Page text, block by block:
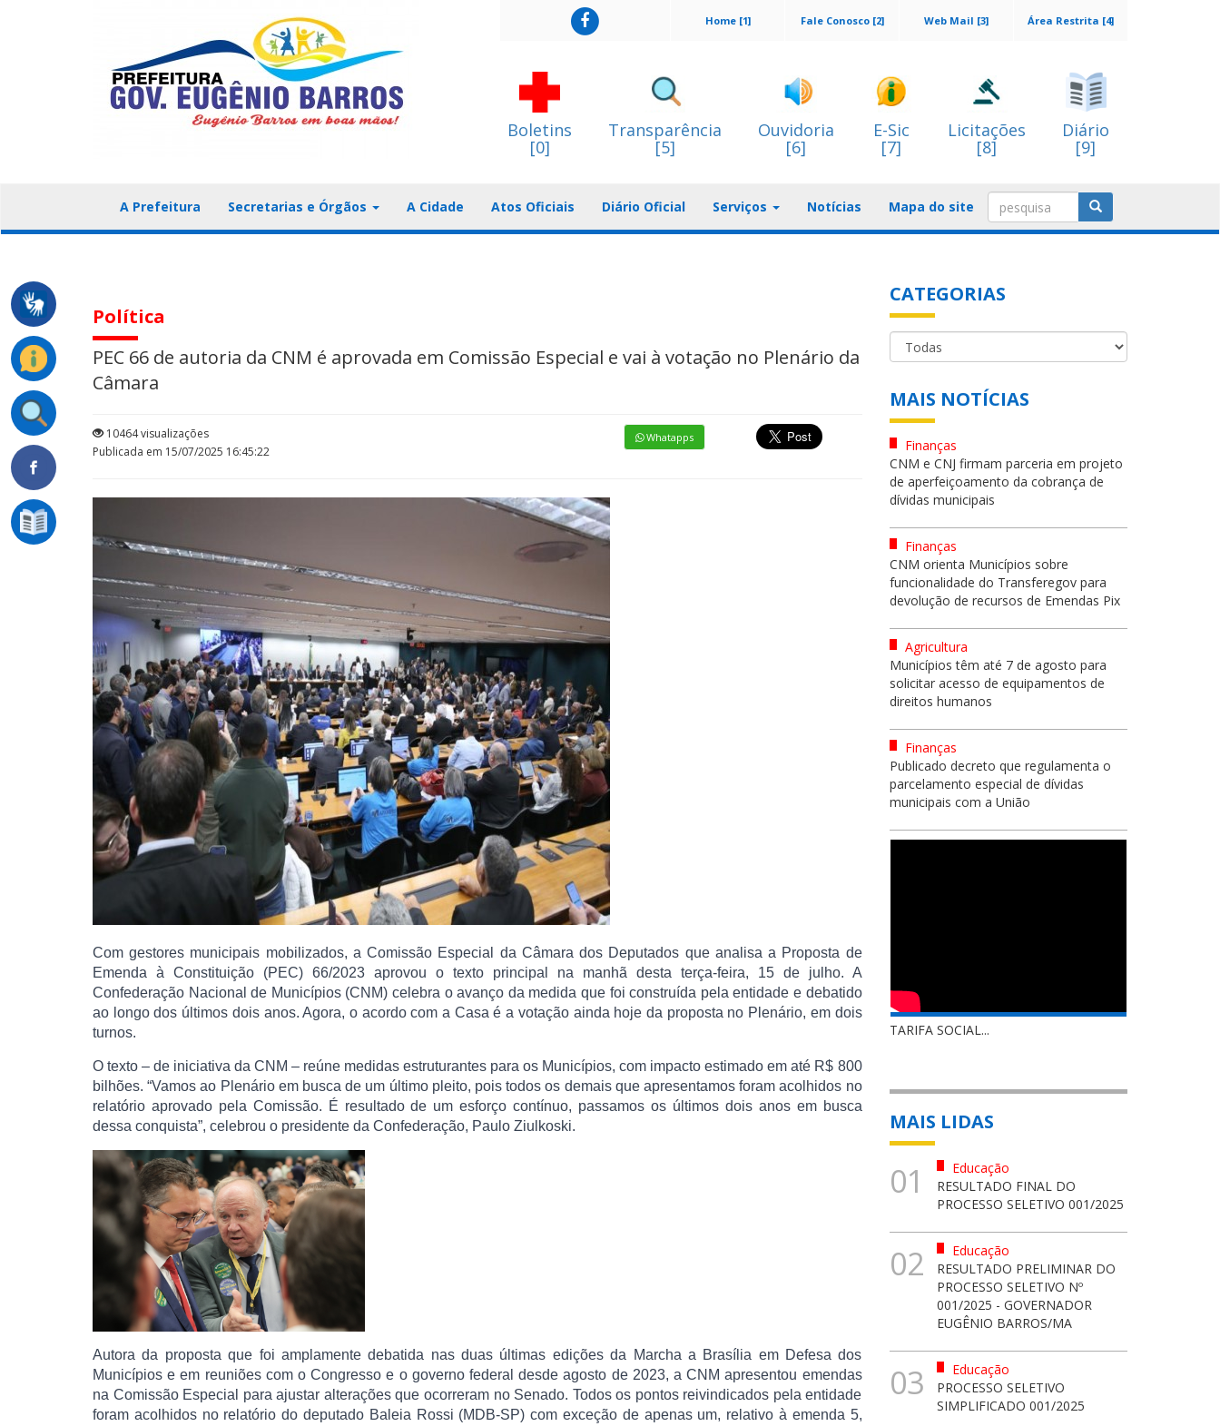
Área Restrita [4]
Web Mail [3]
Fale Conosco [2]
Home [1]
Boletins
[0]
Transparência
[5]
Ouvidoria
[6]
E-Sic
[7]
Licitações
[8]
Diário
[9]
A Prefeitura Secretarias e Órgãos A Cidade Atos Oficiais Diário Oficial Serviços Notícias Mapa do site
Política
PEC 66 de autoria da CNM é aprovada em Comissão Especial e vai à votação no Plenário da
Câmara
10464 visualizações
Publicada em 15/07/2025 16:45:22
Whatapps
Com gestores municipais mobilizados, a Comissão Especial da Câmara dos Deputados que analisa a Proposta de
Emenda à Constituição (PEC) 66/2023 aprovou o texto principal na manhã desta terça-feira, 15 de julho. A
Confederação Nacional de Municípios (CNM) celebra o avanço da medida que foi construída pela entidade e debatido
ao longo dos últimos dois anos. Agora, o acordo com a Casa é a votação ainda hoje da proposta no Plenário, em dois
turnos.
O texto – de iniciativa da CNM – reúne medidas estruturantes para os Municípios, com impacto estimado em até R$ 800
bilhões. “Vamos ao Plenário em busca de um último pleito, pois todos os demais que apresentamos foram acolhidos no
relatório aprovado pela Comissão. É resultado de um esforço contínuo, passamos os últimos dois anos em busca
dessa conquista”, celebrou o presidente da Confederação, Paulo Ziulkoski.
Autora da proposta que foi amplamente debatida nas duas últimas edições da Marcha a Brasília em Defesa dos
Municípios e em reuniões com o Congresso e o governo federal desde agosto de 2023, a CNM apresentou emendas
na Comissão Especial para ajustar alterações que ocorreram no Senado. Todos os pontos reivindicados pela entidade
foram acolhidos no relatório do deputado Baleia Rossi (MDB-SP) com exceção de apenas um, relativo à emenda 5,
CATEGORIAS
MAIS NOTÍCIAS
Finanças
CNM e CNJ firmam parceria em projeto
de aperfeiçoamento da cobrança de
dívidas municipais
Finanças
CNM orienta Municípios sobre
funcionalidade do Transferegov para
devolução de recursos de Emendas Pix
Agricultura
Municípios têm até 7 de agosto para
solicitar acesso de equipamentos de
direitos humanos
Finanças
Publicado decreto que regulamenta o
parcelamento especial de dívidas
municipais com a União
TARIFA SOCIAL...
MAIS LIDAS
01
Educação
RESULTADO FINAL DO
PROCESSO SELETIVO 001/2025
02
Educação
RESULTADO PRELIMINAR DO
PROCESSO SELETIVO Nº
001/2025 - GOVERNADOR
EUGÊNIO BARROS/MA
03
Educação
PROCESSO SELETIVO
SIMPLIFICADO 001/2025